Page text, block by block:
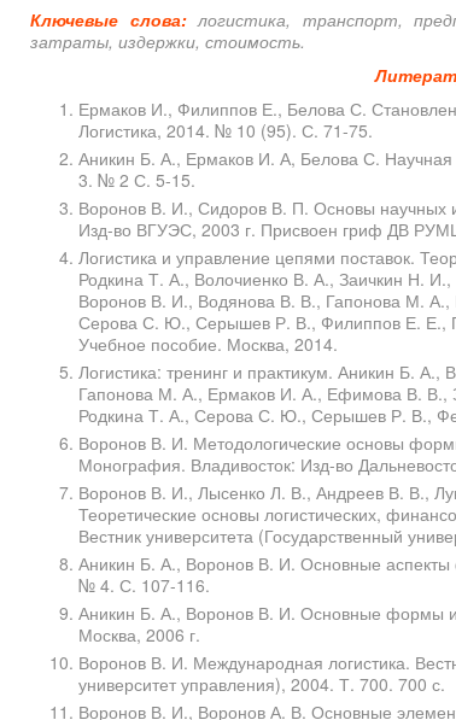
Ключевые слова:логистика, транспорт,
затраты, издержки, стоимость.
Ермаков И., Филиппов Е., Белова С.
Логистика, 2014. № 10 (95). С. 71-75.
Аникин Б. А., Ермаков И. А, Белова С.
3. № 2 С. 5-15.
Воронов В. И., Сидоров В. П. Основы научных
Изд-во ВГУЭС, 2003 г. Присвоен гриф ДВ
Логистика и управление цепями поставок.
Родкина Т. А., Волочиенко В. А., Заичкин Н.
Воронов В. И., Водянова В. В., Гапонова М.
Серова С. Ю., Серышев Р. В., Филиппов Е. Е.,
Учебное пособие. Москва, 2014.
Логистика: тренинг и практикум. Аникин Б.
Гапонова М. А., Ермаков И. А., Ефимова В. В.,
Родкина Т. А., Серова С. Ю., Серышев Р. В.,
Воронов В. И. Методологические основы
Монография. Владивосток: Изд-во
Воронов В. И., Лысенко Л. В., Андреев В. В.,
Теоретические основы логистических,
Вестник университета (Государственный
Аникин Б. А., Воронов В. И. Основные
№ 4. С. 107-116.
Аникин Б. А., Воронов В. И. Основные формы
Москва, 2006 г.
Воронов В. И. Международная логистика.
университет управления), 2004. Т. 700. 700 с.
Воронов В. И., Воронов А. В. Основные